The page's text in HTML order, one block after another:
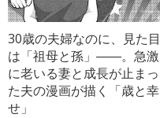
30歳の夫婦なのに、見た目
は「祖母と孫」――。急激
に老いる妻と成長が止まっ
た夫の漫画が描く「歳と幸
せ」